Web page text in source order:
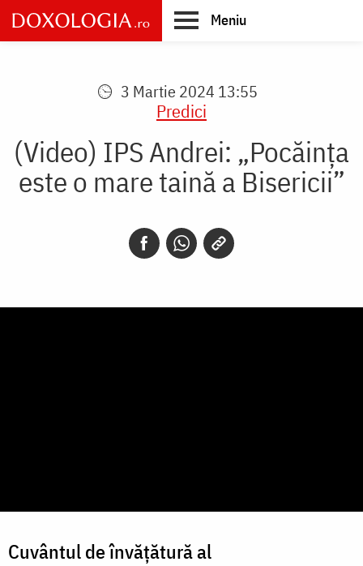
Skip
to
main
Meniu
3 Martie 2024 13:55
Predici
(Video) IPS Andrei: „Pocăința
este o mare taină a Bisericii”
Cuvântul de învățătură al